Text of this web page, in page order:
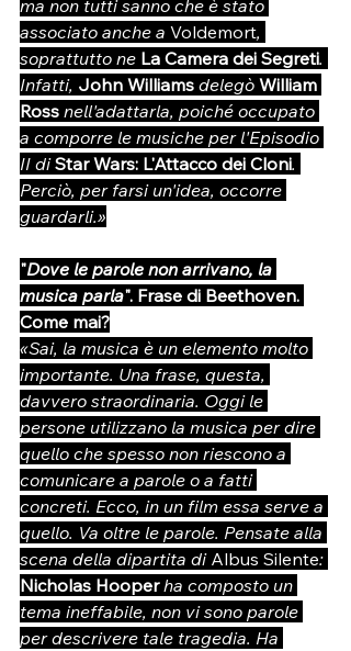
ma non tutti sanno che è stato
associato anche a Voldemort,
soprattutto ne La Camera dei Segreti.
Infatti, John Williams delegò William
Ross nell'adattarla, poiché occupato
a comporre le musiche per l'Episodio
II di Star Wars: L'Attacco dei Cloni.
Perciò, per farsi un'idea, occorre
guardarli.»
"Dove le parole non arrivano, la
musica parla". Frase di Beethoven.
Come mai?
«Sai, la musica è un elemento molto
importante. Una frase, questa,
davvero straordinaria. Oggi le
persone utilizzano la musica per dire
quello che spesso non riescono a
comunicare a parole o a fatti
concreti. Ecco, in un film essa serve a
quello. Va oltre le parole. Pensate alla
scena della dipartita di Albus Silente:
Nicholas Hooper ha composto un
tema ineffabile, non vi sono parole
per descrivere tale tragedia. Ha